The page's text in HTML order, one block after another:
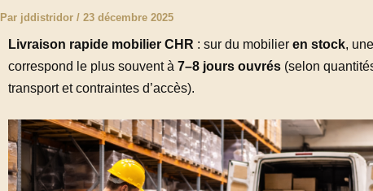
Par jddistridor / 23 décembre 2025
Livraison rapide mobilier CHR : sur du mobilier en stock,
correspond le plus souvent à 7–8 jours ouvrés(selon
transport et contraintes d’accès).